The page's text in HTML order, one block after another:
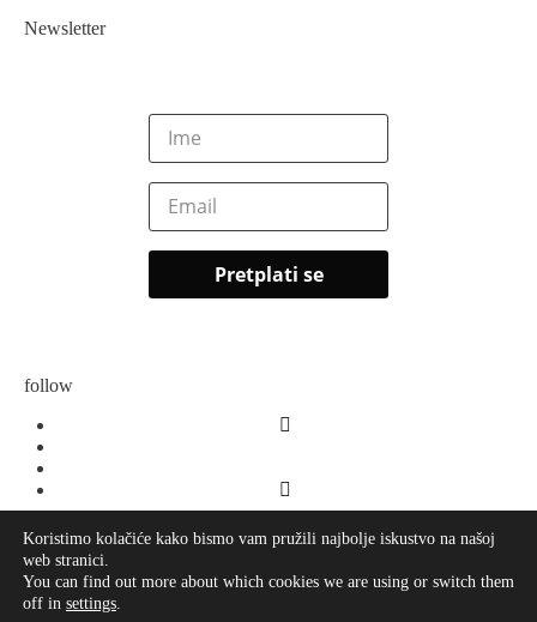
Newsletter
follow
O meni
Koristimo kolačiće kako bismo vam pružili najbolje iskustvo na našoj
web stranici.
You can find out more about which cookies we are using or switch them
off in settings.